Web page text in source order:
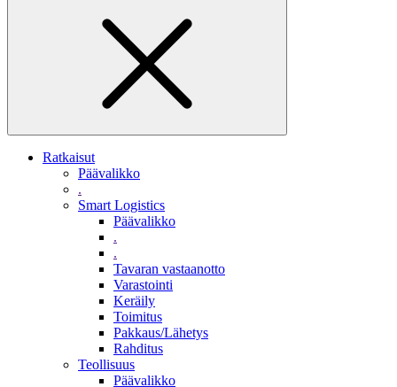
Ratkaisut
Päävalikko
.
Smart Logistics
Päävalikko
.
.
Tavaran vastaanotto
Varastointi
Keräily
Toimitus
Pakkaus/Lähetys
Rahditus
Teollisuus
Päävalikko